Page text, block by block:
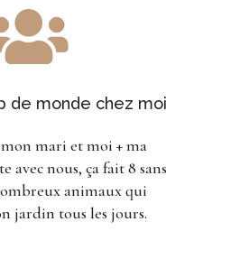
de monde chez moi
mari et moi + ma
avec nous, ça fait 8 sans
animaux qui
jardin tous les jours.